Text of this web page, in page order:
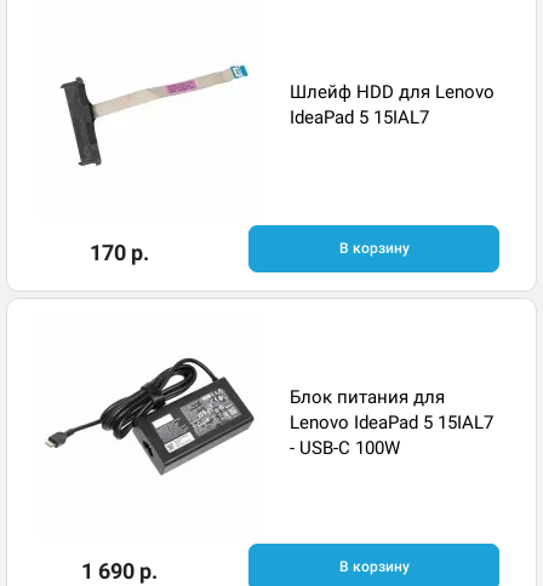
Шлейф HDD для Lenovo
IdeaPad 5 15IAL7
170 р. В корзину
Блок питания для
Lenovo IdeaPad 5 15IAL7
- USB-C 100W
1 690 р. В корзину